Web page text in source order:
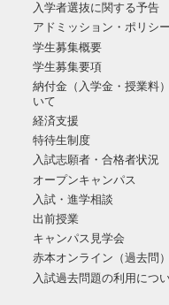
入学者選抜に関する予告
アドミッション・ポリシー
学生募集概要
学生募集要項
納付金（入学金・授業料
いて
経済支援
特待生制度
入試志願者・合格者状況
オープンキャンパス
入試・進学相談
出前授業
キャンパス見学会
赤本オンライン（過去問）
入試過去問題の利用につ